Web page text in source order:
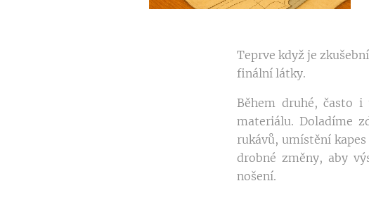
Teprve když je
finální látky.
Během druhé, často
materiálu. Doladíme
rukávů, umístění
drobné změny, aby
nošení.